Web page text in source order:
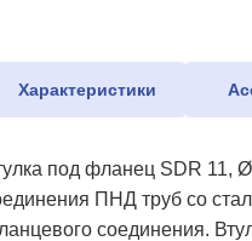
Характеристики
под фланец SDR 11,
ПНД труб со
соединения.